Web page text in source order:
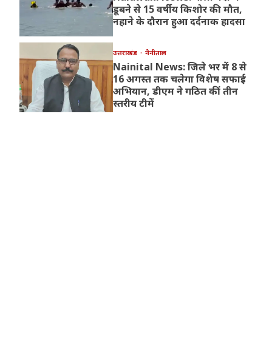
डूबने से 15 वर्षीय किशोर की मौत,
नहाने के दौरान हुआ दर्दनाक हादसा
उत्तराखंड नैनीताल
Nainital News: जिले भर में 8 से
16 अगस्त तक चलेगा विशेष सफाई
अभियान, डीएम ने गठित कीं तीन
स्तरीय टीमें